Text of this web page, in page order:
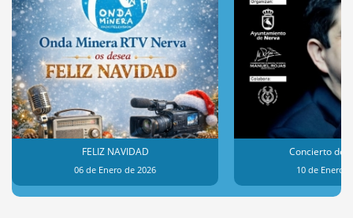
FELIZ NAVIDAD
06 de Enero de 2026
Concierto de
10 de Enero